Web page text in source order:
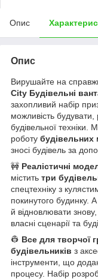
Опис
Опис
Вирушайте на
City Будівельні
захопливий набір
можливість будувати,
будівельної техніки.
роботу
зносі будівель за
🚧 Реалістичні
містить три
спецтехніку з
покинутого будинку. А
й відновлювати
власні сценарії та
👷 Все для творчої
будівельників з
інструменти, що
процесу. Набір